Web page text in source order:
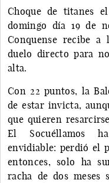
Choque de titanes
domingo día 19 de
Conquense recibe a
duelo directo para
alta.
Con 22 puntos, la
de estar invicta,
que quieren
El Socuéllamos
envidiable: perdió el
entonces, solo ha
racha de dos